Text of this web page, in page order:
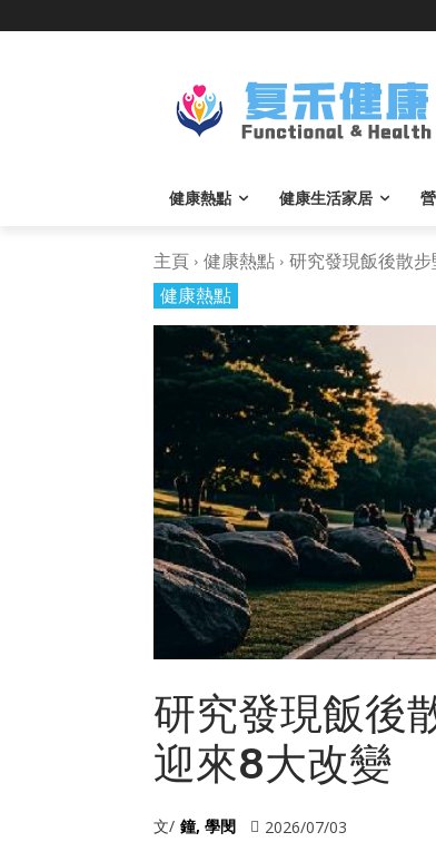
健康熱點 健康生活家居
主頁 健康熱點 研究發現飯後散步
健康熱點
研究發現飯後
迎來8大改變
文/ 鐘, 學閔 2026/07/03